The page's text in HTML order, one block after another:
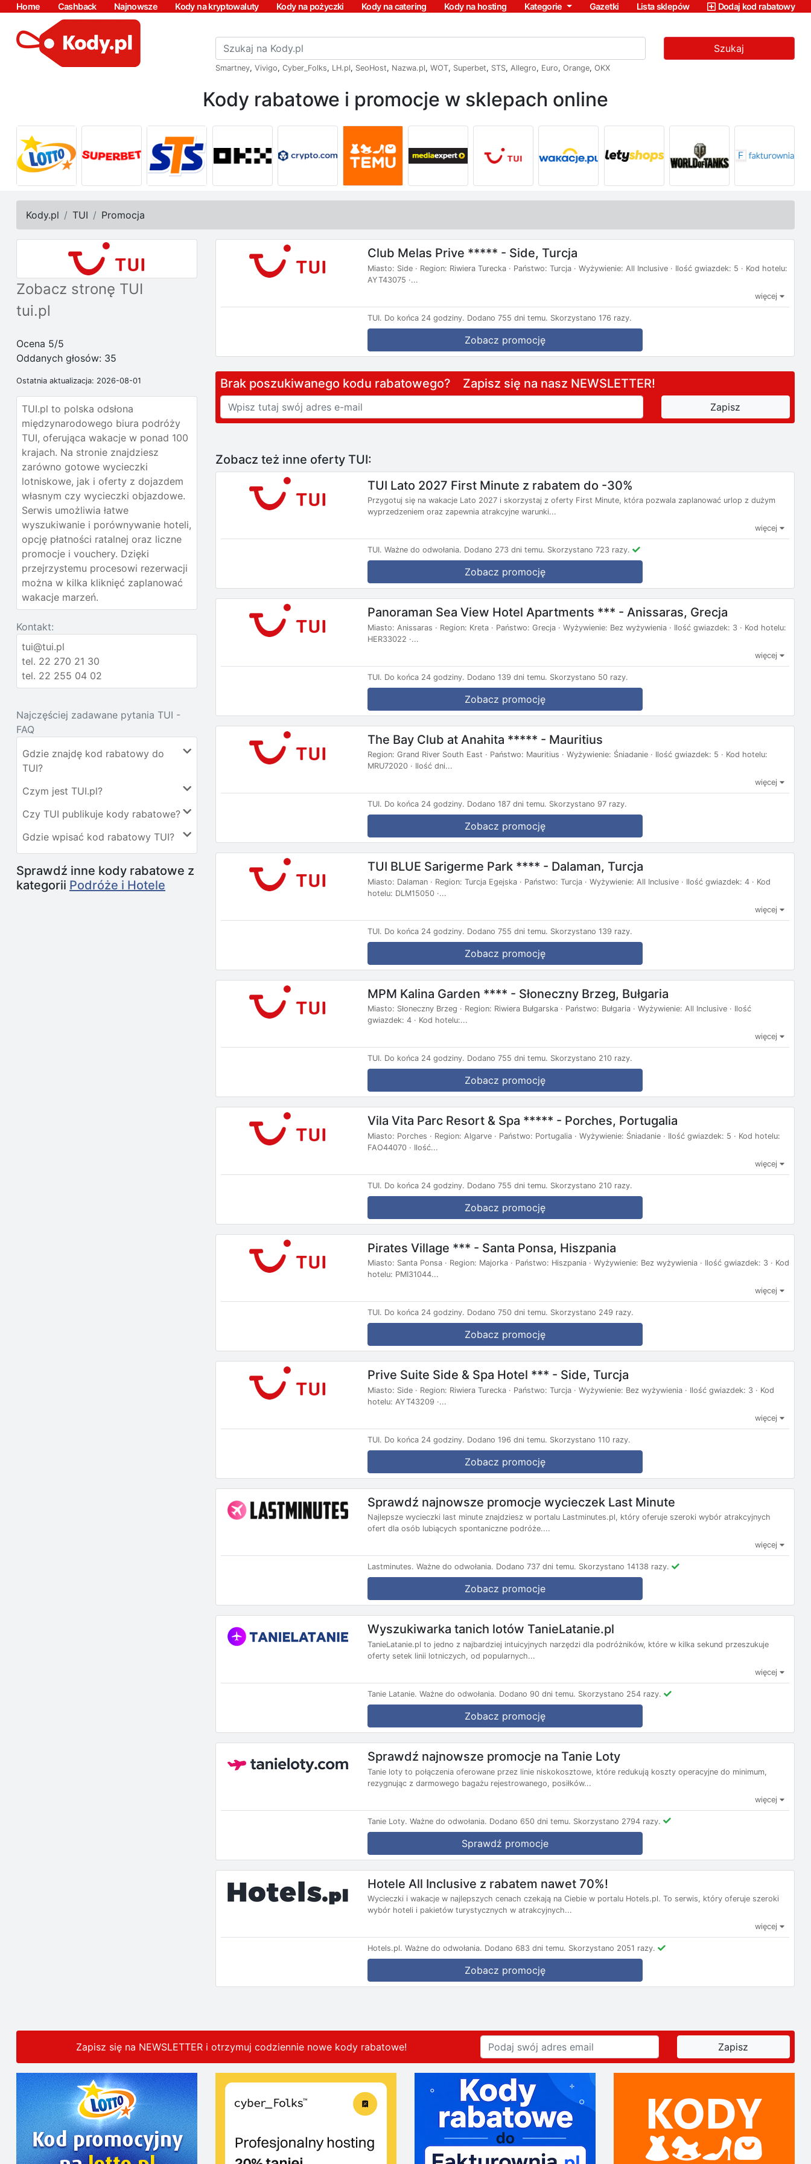
Home Cashback Najnowsze Kody na kryptowaluty Kody na pożyczki Kody na catering Kody na hosting Kategorie Gazetki Lista sklepów Dodaj kod rabatowy
Szukaj
Smartney, Vivigo, Cyber_Folks, LH.pl, SeoHost, Nazwa.pl, WOT, Superbet, STS, Allegro, Euro, Orange, OKX
Kody rabatowe i promocje w sklepach online
Kody.pl TUI Promocja
Zobacz stronę TUI
tui.pl
Ocena 5/5
Oddanych głosów: 35
Ostatnia aktualizacja: 2026-08-01
TUI.pl to polska odsłona
międzynarodowego biura podróży
TUI, oferująca wakacje w ponad 100
krajach. Na stronie znajdziesz
zarówno gotowe wycieczki
lotniskowe, jak i oferty z dojazdem
własnym czy wycieczki objazdowe.
Serwis umożliwia łatwe
wyszukiwanie i porównywanie hoteli,
opcję płatności ratalnej oraz liczne
promocje i vouchery. Dzięki
przejrzystemu procesowi rezerwacji
można w kilka kliknięć zaplanować
wakacje marzeń.
Kontakt:
tui@tui.pl
tel. 22 270 21 30
tel. 22 255 04 02
Najczęściej zadawane pytania TUI -
FAQ
Gdzie znajdę kod rabatowy do
TUI?
Czym jest TUI.pl?
Czy TUI publikuje kody rabatowe?
Gdzie wpisać kod rabatowy TUI?
Sprawdź inne kody rabatowe z
kategorii Podróże i Hotele
Club Melas Prive ***** - Side, Turcja
Miasto: Side · Region: Riwiera Turecka · Państwo: Turcja · Wyżywienie: All Inclusive · Ilość gwiazdek: 5 · Kod hotelu:
AYT43075 ·...
więcej
TUI. Do końca 24 godziny. Dodano 755 dni temu. Skorzystano 176 razy.
Zobacz promocję
Brak poszukiwanego kodu rabatowego? Zapisz się na nasz NEWSLETTER!
Zobacz też inne oferty TUI:
TUI Lato 2027 First Minute z rabatem do -30%
Przygotuj się na wakacje Lato 2027 i skorzystaj z oferty First Minute, która pozwala zaplanować urlop z dużym
wyprzedzeniem oraz zapewnia atrakcyjne warunki...
więcej
TUI. Ważne do odwołania. Dodano 273 dni temu. Skorzystano 723 razy.
Zobacz promocję
Panoraman Sea View Hotel Apartments *** - Anissaras, Grecja
Miasto: Anissaras · Region: Kreta · Państwo: Grecja · Wyżywienie: Bez wyżywienia · Ilość gwiazdek: 3 · Kod hotelu:
HER33022 ·...
więcej
TUI. Do końca 24 godziny. Dodano 139 dni temu. Skorzystano 50 razy.
Zobacz promocję
The Bay Club at Anahita ***** - Mauritius
Region: Grand River South East · Państwo: Mauritius · Wyżywienie: Śniadanie · Ilość gwiazdek: 5 · Kod hotelu:
MRU72020 · Ilość dni...
więcej
TUI. Do końca 24 godziny. Dodano 187 dni temu. Skorzystano 97 razy.
Zobacz promocję
TUI BLUE Sarigerme Park **** - Dalaman, Turcja
Miasto: Dalaman · Region: Turcja Egejska · Państwo: Turcja · Wyżywienie: All Inclusive · Ilość gwiazdek: 4 · Kod
hotelu: DLM15050 ·...
więcej
TUI. Do końca 24 godziny. Dodano 755 dni temu. Skorzystano 139 razy.
Zobacz promocję
MPM Kalina Garden **** - Słoneczny Brzeg, Bułgaria
Miasto: Słoneczny Brzeg · Region: Riwiera Bułgarska · Państwo: Bułgaria · Wyżywienie: All Inclusive · Ilość
gwiazdek: 4 · Kod hotelu:...
więcej
TUI. Do końca 24 godziny. Dodano 755 dni temu. Skorzystano 210 razy.
Zobacz promocję
Vila Vita Parc Resort & Spa ***** - Porches, Portugalia
Miasto: Porches · Region: Algarve · Państwo: Portugalia · Wyżywienie: Śniadanie · Ilość gwiazdek: 5 · Kod hotelu:
FAO44070 · Ilość...
więcej
TUI. Do końca 24 godziny. Dodano 755 dni temu. Skorzystano 210 razy.
Zobacz promocję
Pirates Village *** - Santa Ponsa, Hiszpania
Miasto: Santa Ponsa · Region: Majorka · Państwo: Hiszpania · Wyżywienie: Bez wyżywienia · Ilość gwiazdek: 3 · Kod
hotelu: PMI31044...
więcej
TUI. Do końca 24 godziny. Dodano 750 dni temu. Skorzystano 249 razy.
Zobacz promocję
Prive Suite Side & Spa Hotel *** - Side, Turcja
Miasto: Side · Region: Riwiera Turecka · Państwo: Turcja · Wyżywienie: Bez wyżywienia · Ilość gwiazdek: 3 · Kod
hotelu: AYT43209 ·...
więcej
TUI. Do końca 24 godziny. Dodano 196 dni temu. Skorzystano 110 razy.
Zobacz promocję
Sprawdź najnowsze promocje wycieczek Last Minute
Najlepsze wycieczki last minute znajdziesz w portalu Lastminutes.pl, który oferuje szeroki wybór atrakcyjnych
ofert dla osób lubiących spontaniczne podróże....
więcej
Lastminutes. Ważne do odwołania. Dodano 737 dni temu. Skorzystano 14138 razy.
Zobacz promocje
Wyszukiwarka tanich lotów TanieLatanie.pl
TanieLatanie.pl to jedno z najbardziej intuicyjnych narzędzi dla podróżników, które w kilka sekund przeszukuje
oferty setek linii lotniczych, od popularnych...
więcej
Tanie Latanie. Ważne do odwołania. Dodano 90 dni temu. Skorzystano 254 razy.
Zobacz promocję
Sprawdź najnowsze promocje na Tanie Loty
Tanie loty to połączenia oferowane przez linie niskokosztowe, które redukują koszty operacyjne do minimum,
rezygnując z darmowego bagażu rejestrowanego, posiłków...
więcej
Tanie Loty. Ważne do odwołania. Dodano 650 dni temu. Skorzystano 2794 razy.
Sprawdź promocje
Hotele All Inclusive z rabatem nawet 70%!
Wycieczki i wakacje w najlepszych cenach czekają na Ciebie w portalu Hotels.pl. To serwis, który oferuje szeroki
wybór hoteli i pakietów turystycznych w atrakcyjnych...
więcej
Hotels.pl. Ważne do odwołania. Dodano 683 dni temu. Skorzystano 2051 razy.
Zobacz promocję
Zapisz się na NEWSLETTER i otrzymuj codziennie nowe kody rabatowe!